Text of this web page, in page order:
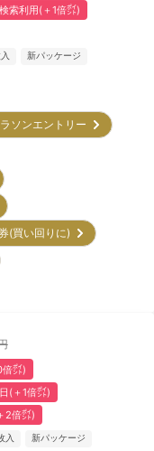
索利用(＋1倍㌽)
新パッケージ
ソンエントリー
(買い回りに)
倍㌽)
(＋1倍㌽)
2倍㌽)
入 新パッケージ